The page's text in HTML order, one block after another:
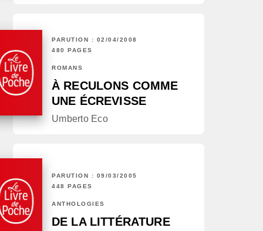
PARUTION : 02/04/2008
480 PAGES
ROMANS
À RECULONS COMME
UNE ÉCREVISSE
Umberto Eco
PARUTION : 09/03/2005
448 PAGES
ANTHOLOGIES
DE LA LITTÉRATURE